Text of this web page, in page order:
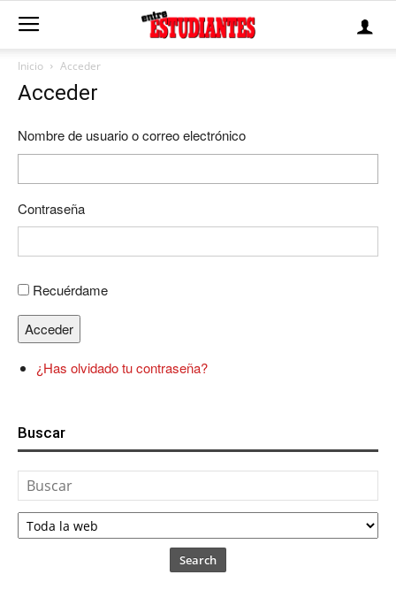
Inicio Acceder
Acceder
Nombre de usuario o correo electrónico
Contraseña
Recuérdame
Acceder
¿Has olvidado tu contraseña?
Buscar
Search